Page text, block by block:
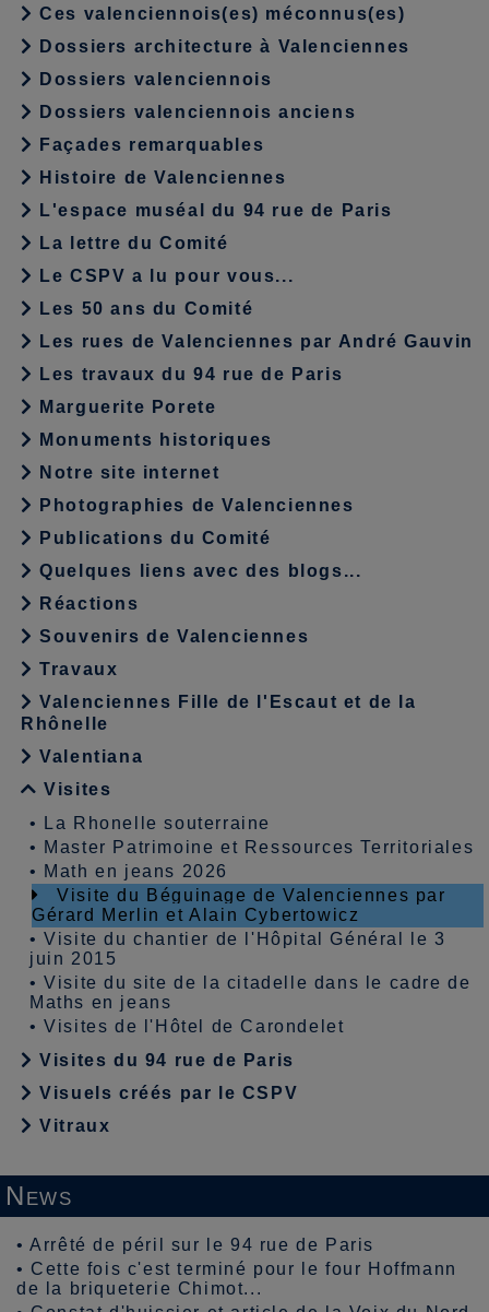
Ces valenciennois(es) méconnus(es)
Dossiers architecture à Valenciennes
Dossiers valenciennois
Dossiers valenciennois anciens
Façades remarquables
Histoire de Valenciennes
L'espace muséal du 94 rue de Paris
La lettre du Comité
Le CSPV a lu pour vous...
Les 50 ans du Comité
Les rues de Valenciennes par André Gauvin
Les travaux du 94 rue de Paris
Marguerite Porete
Monuments historiques
Notre site internet
Photographies de Valenciennes
Publications du Comité
Quelques liens avec des blogs...
Réactions
Souvenirs de Valenciennes
Travaux
Valenciennes Fille de l'Escaut et de la
Rhônelle
Valentiana
Visites
•
La Rhonelle souterraine
• Master Patrimoine et Ressources Territoriales
• Math en jeans 2026
Visite du Béguinage de Valenciennes par
Gérard Merlin et Alain Cybertowicz
•Visite du chantier de l'Hôpital Général le 3
juin 2015
•Visite du site de la citadelle dans le cadre de
Maths en jeans
•Visites de l'Hôtel de Carondelet
Visites du 94 rue de Paris
Visuels créés par le CSPV
Vitraux
News
•Arrêté de péril sur le 94 rue de Paris
• Cette fois c'est terminé pour le four Hoffmann
de la briqueterie Chimot...